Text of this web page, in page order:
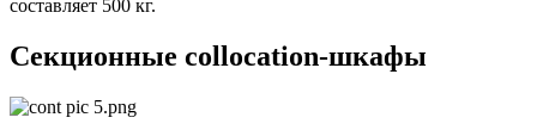
составляет 500 кг.
Секционные collocation-шкафы